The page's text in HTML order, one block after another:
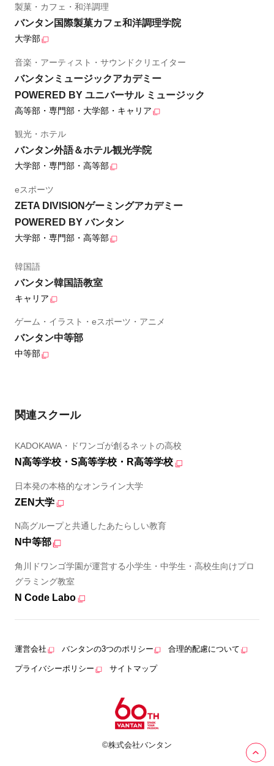
製菓・カフェ・和洋調理
バンタン国際製菓カフェ和洋調理学院
大学部
音楽・アーティスト・サウンドクリエイター
バンタンミュージックアカデミー
POWERED BY ユニバーサル ミュージック
高等部・専門部・大学部・キャリア
観光・ホテル
バンタン外語＆ホテル観光学院
大学部・専門部・高等部
eスポーツ
ZETA DIVISIONゲーミングアカデミー
POWERED BY バンタン
大学部・専門部・高等部
韓国語
バンタン韓国語教室
キャリア
ゲーム・イラスト・eスポーツ・アニメ
バンタン中等部
中等部
関連スクール
KADOKAWA・ドワンゴが創るネットの高校
N高等学校・S高等学校・R高等学校
日本発の本格的なオンライン大学
ZEN大学
N高グループと共通したあたらしい教育
N中等部
角川ドワンゴ学園が運営する小学生・中学生・高校生向けプロ
グラミング教室
N Code Labo
運営会社 バンタンの3つのポリシー 合理的配慮について
プライバシーポリシー サイトマップ
©株式会社バンタン